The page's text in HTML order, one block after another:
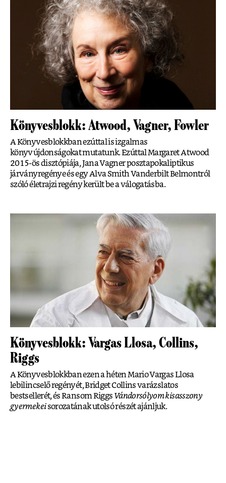
Könyvesblokk: Atwood, Vagner, Fowler
A Könyvesblokkban ezúttal is izgalmas
könyvújdonságokat mutatunk. Ezúttal Margaret Atwood
2015-ös disztópiája, Jana Vagner posztapokaliptikus
járványregénye és egy Alva Smith Vanderbilt Belmontról
szóló életrajzi regény került be a válogatásba.
Könyvesblokk: Vargas Llosa, Collins,
Riggs
A Könyvesblokkban ezen a héten Mario Vargas Llosa
lebilincselő regényét, Bridget Collins varázslatos
bestsellerét, és Ransom Riggs Vándorsólyom kisasszony
gyermekeisorozatának utolsó részét ajánljuk.